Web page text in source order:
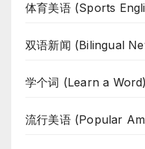
体育美语 (Sports
双语新闻 (Bilingual
学个词 (Learn a Word)
流行美语 (Popular